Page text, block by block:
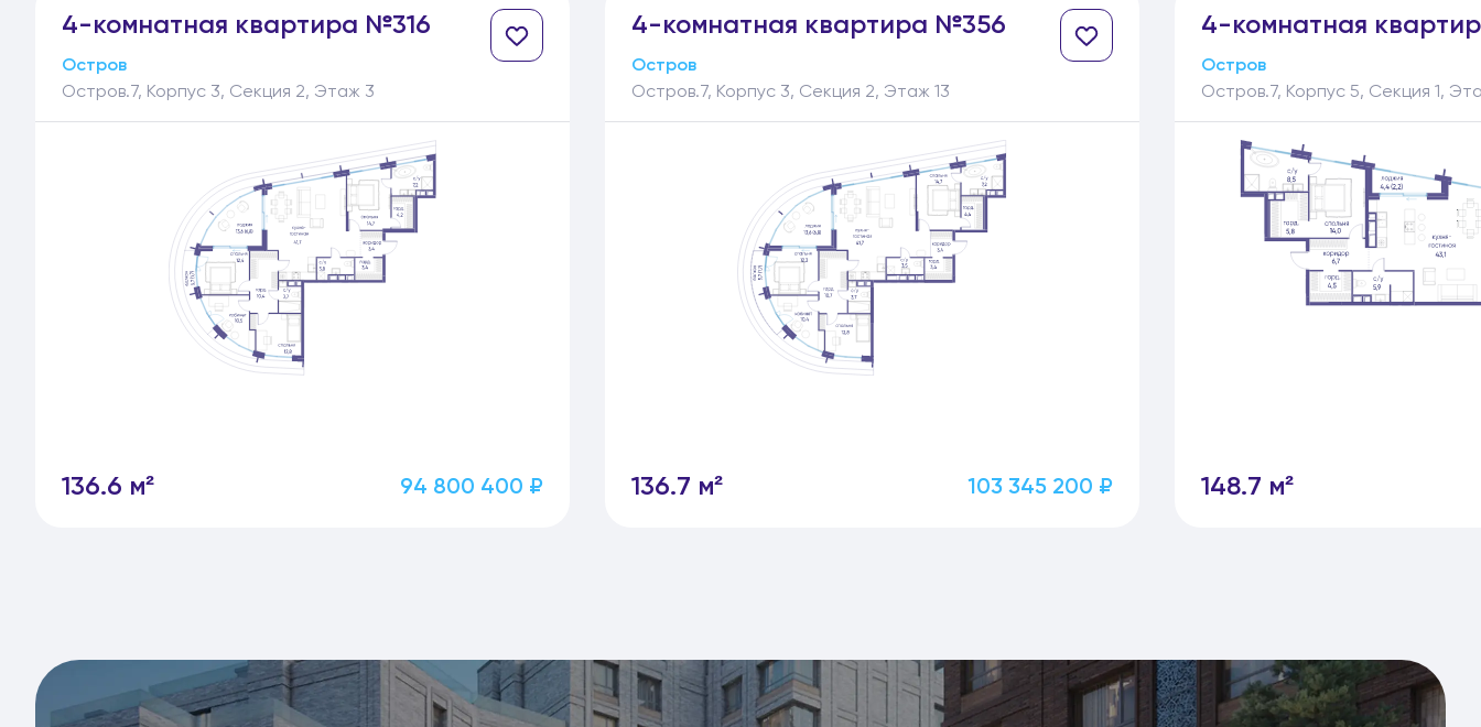
4-комнатная квартира №316
Остров
Остров.7, Корпус 3, Секция 2, Этаж 3
136.6 м² 94 800 400 ₽
4-комнатная квартира №356
Остров
Остров.7, Корпус 3, Секция 2, Этаж 13
136.7 м² 103 345 200 ₽
4-комнатная
Остров
Остров.7, Корпус 5, Секция 1,
148.7 м²